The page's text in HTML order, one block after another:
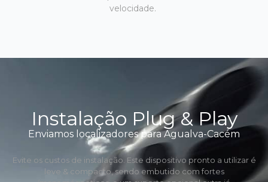
velocidade.
Instalação Plug & Play
Enviamos localizadores para Agualva-Cacém
Evite os custos de instalação. Este dispositivo pronto a utilizar é
leve & compacto, sendo embutido com fortes